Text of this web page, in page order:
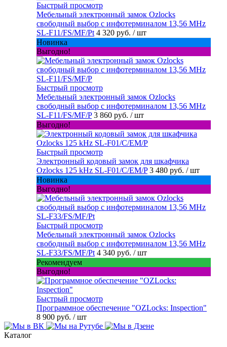
Быстрый просмотр
Мебельный электронный замок Ozlocks
свободный выбор с инфотерминалом 13,56 MHz
SL-F11/FS/MF/Pt 4 320 руб. / шт
Новинка
Выгодно!
Быстрый просмотр
Мебельный электронный замок Ozlocks
свободный выбор с инфотерминалом 13,56 MHz
SL-F11/FS/MF/P 3 860 руб. / шт
Выгодно!
Быстрый просмотр
Электронный кодовый замок для шкафчика
Ozlocks 125 kHz SL-F01/C/EM/P 3 480 руб. / шт
Новинка
Выгодно!
Быстрый просмотр
Мебельный электронный замок Ozlocks
свободный выбор с инфотерминалом 13,56 MHz
SL-F33/FS/MF/Pt 4 340 руб. / шт
Рекомендуем
Выгодно!
Быстрый просмотр
Программное обеспечение "OZLocks: Inspection"
8 900 руб. / шт
Каталог